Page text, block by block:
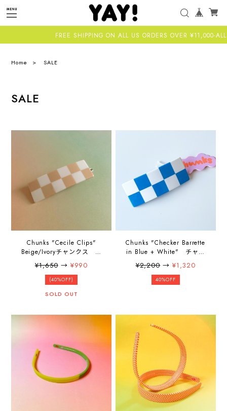
FREE SHIPPING ON ALL US ORDERS OVER ¥11,000-ALL
Home SALE
SALE
Chunks "Cecile Clips"
Beige/Ivoryチャンクス ヘ
¥1,650→ ¥990
(40%OFF)
SOLD OUT
Chunks "Checker Barrette
in Blue + White" チャン
¥2,200→¥1,320
40%OFF